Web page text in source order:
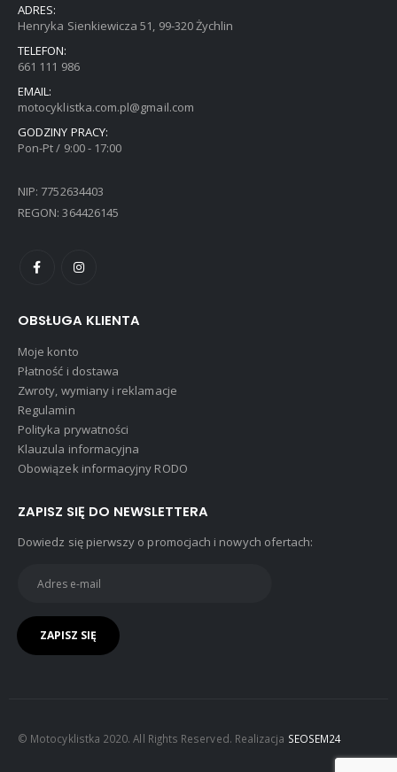
ADRES:
Henryka Sienkiewicza 51, 99-320 Żychlin
TELEFON:
661 111 986
EMAIL:
motocyklistka.com.pl@gmail.com
GODZINY PRACY:
Pon-Pt / 9:00 - 17:00
NIP: 7752634403
REGON: 364426145
OBSŁUGA KLIENTA
Moje konto
Płatność i dostawa
Zwroty, wymiany i reklamacje
Regulamin
Polityka prywatności
Klauzula informacyjna
Obowiązek informacyjny RODO
ZAPISZ SIĘ DO NEWSLETTERA
Dowiedz się pierwszy o promocjach i nowych ofertach:
© Motocyklistka 2020. All Rights Reserved. Realizacja SEOSEM24